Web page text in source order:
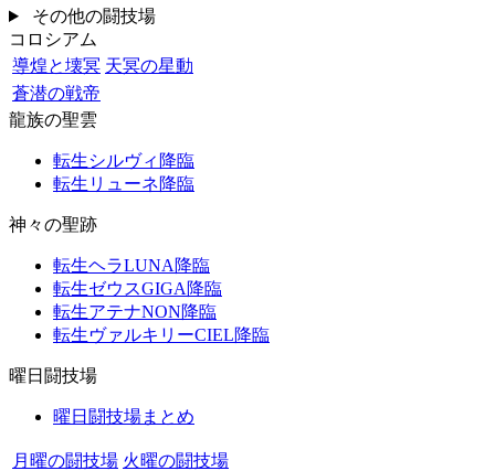
その他の闘技場
コロシアム
導煌と壊冥 天冥の星動
蒼潜の戦帝
龍族の聖雲
転生シルヴィ降臨
転生リューネ降臨
神々の聖跡
転生ヘラLUNA降臨
転生ゼウスGIGA降臨
転生アテナNON降臨
転生ヴァルキリーCIEL降臨
曜日闘技場
曜日闘技場まとめ
月曜の闘技場 火曜の闘技場